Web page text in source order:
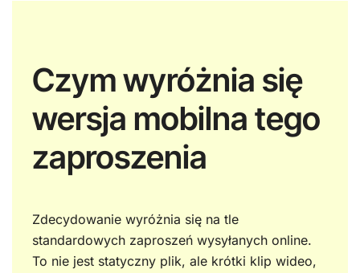
Czym wyróżnia się
wersja mobilna tego
zaproszenia
Zdecydowanie wyróżnia się na tle
standardowych zaproszeń wysyłanych online.
To nie jest statyczny plik, ale krótki klip wideo,